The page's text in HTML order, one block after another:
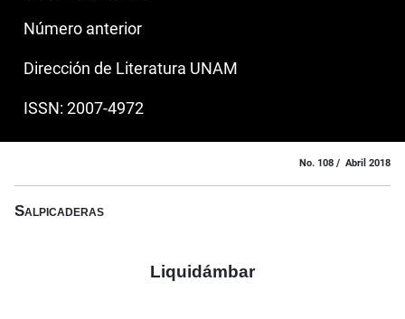
Número anterior
Dirección de Literatura UNAM
ISSN: 2007-4972
No. 108 / Abril 2018
Salpicaderas
Liquidámbar